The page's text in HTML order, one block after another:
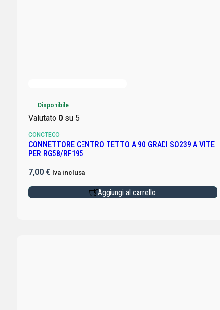
Disponibile
Valutato 0su 5
CONCTECO
CONNETTORE CENTRO TETTO A 90 GRADI SO239 A VITE
PER RG58/RF195
7,00 € Iva inclusa
Aggiungi al carrello